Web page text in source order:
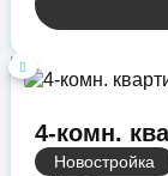
4-комн.
Новостройка